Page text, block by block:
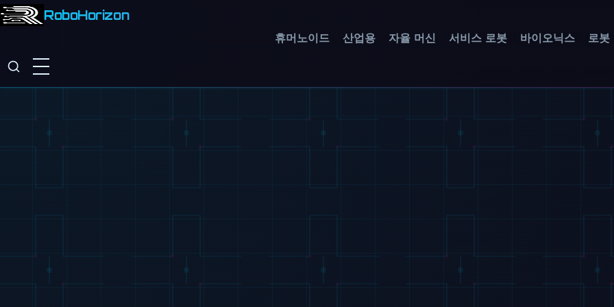
RoboHorizon
휴머노이드 산업용 자율 머신 서비스 로봇 바이오닉스 로봇